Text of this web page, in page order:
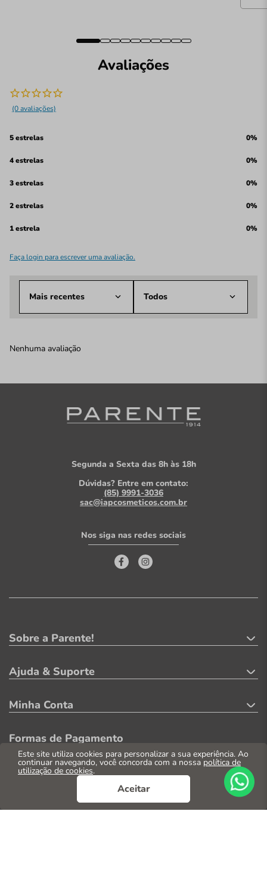
Este site utiliza cookies para personalizar a sua experiência. Ao
continuar navegando, você concorda com a nossapolítica de
utilização de cookies.
Aceitar
Avaliações
(0 avaliações)
5 estrelas 0%
4 estrelas 0%
3 estrelas 0%
2 estrelas 0%
1 estrela 0%
Faça login para escrever uma avaliação.
Mais recentes Todos
Nenhuma avaliação
Segunda a Sexta das 8h às 18h
Dúvidas? Entre em contato:
(85) 9991-3036
sac@iapcosmeticos.com.br
Nos siga nas redes sociais
Sobre a Parente!
Ajuda & Suporte
Minha Conta
Formas de Pagamento